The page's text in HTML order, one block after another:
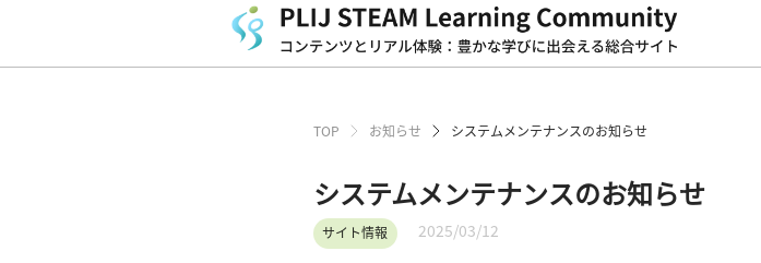
TOP お知らせ システムメンテナンスのお知らせ
システムメンテナンスのお知らせ
サイト情報 2025/03/12